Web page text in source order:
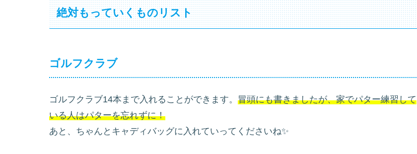
絶対もっていくものリスト
ゴルフクラブ
ゴルフクラブ14本まで入れることができます。 冒頭にも書きましたが、家でパター練習して
いる人はパターを忘れずに！
あと、ちゃんとキャディバッグに入れていってくださいね✨